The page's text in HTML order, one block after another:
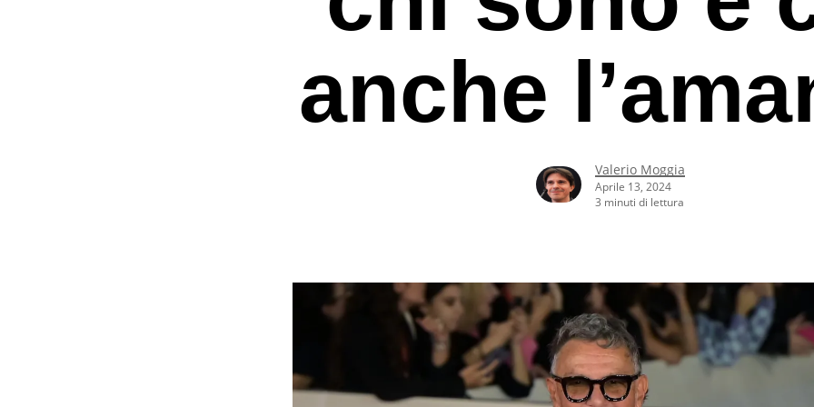
Premi invio per cercare o ESC per uscire
anche
Valerio Moggia
Aprile 13, 2024
3 minuti di lettura